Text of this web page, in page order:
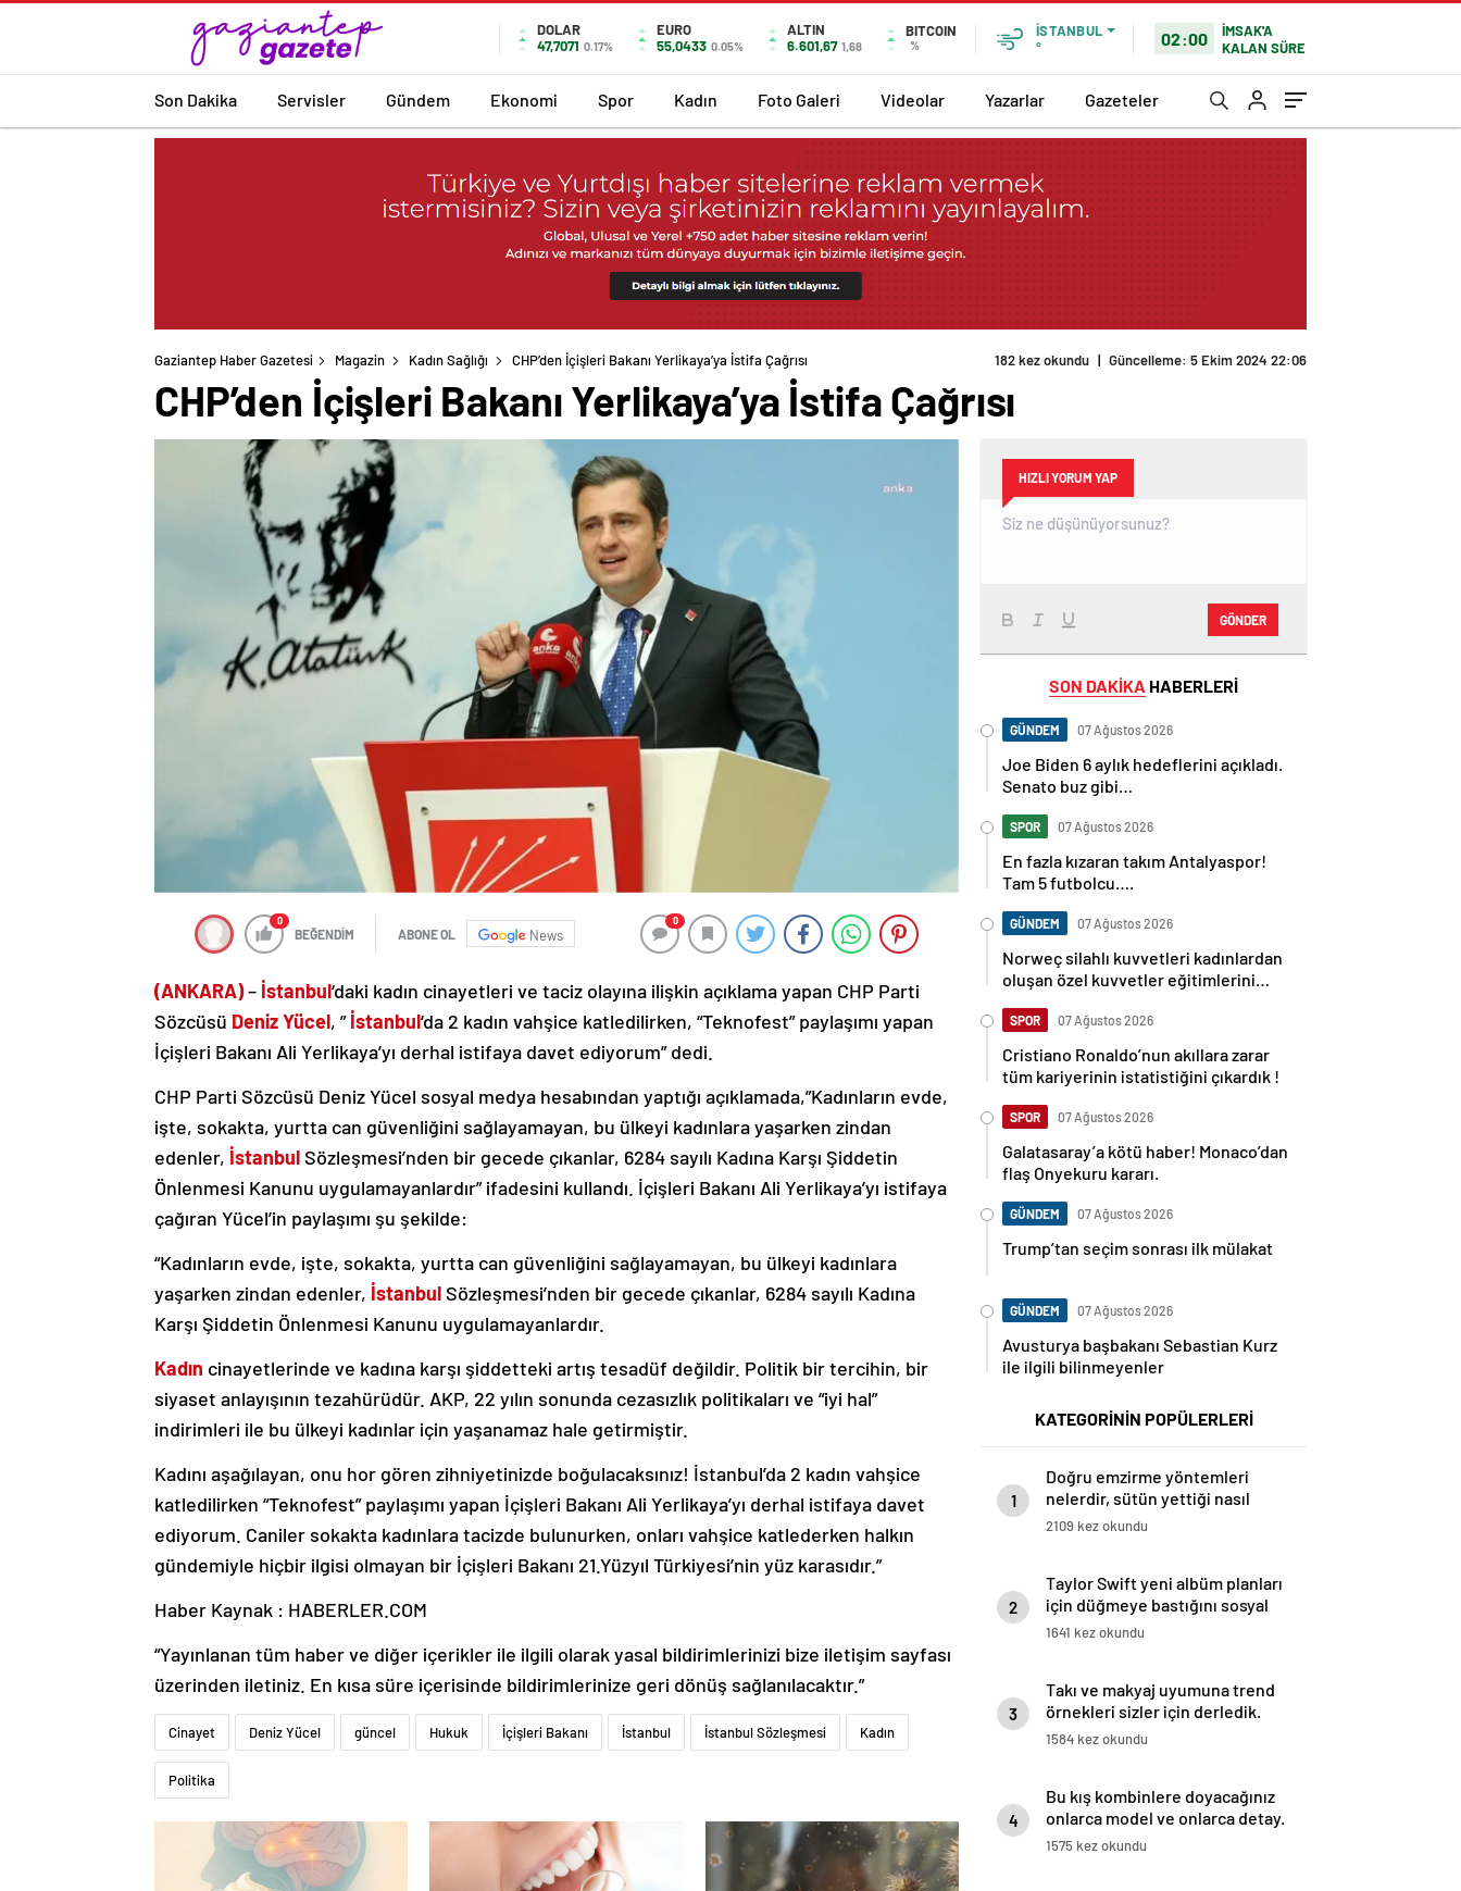
DOLAR
47,7071 0.17%
EURO
55,0433 0.05%
ALTIN
6.601,67 1,68
BITCOIN
%
İSTANBUL
°
02:00
İMSAK'A
KALAN SÜRE
Son Dakika Servisler Gündem Ekonomi Spor Kadın Foto Galeri Videolar Yazarlar Gazeteler
Gaziantep Haber Gazetesi Magazin Kadın Sağlığı CHP’den İçişleri Bakanı Yerlikaya’ya İstifa Çağrısı 182 kez okundu | Güncelleme: 5 Ekim 2024 22:06
CHP’den İçişleri Bakanı Yerlikaya’ya İstifa Çağrısı
0
BEĞENDİM ABONE OL News
0
(ANKARA)– İstanbul‘daki kadın cinayetleri ve taciz olayına ilişkin açıklama yapan CHP Parti
Sözcüsü Deniz Yücel, ”İstanbul‘da 2 kadın vahşice katledilirken, “Teknofest” paylaşımı yapan
İçişleri Bakanı Ali Yerlikaya’yı derhal istifaya davet ediyorum” dedi.
CHP Parti Sözcüsü Deniz Yücel sosyal medya hesabından yaptığı açıklamada,”Kadınların evde,
işte, sokakta, yurtta can güvenliğini sağlayamayan, bu ülkeyi kadınlara yaşarken zindan
edenler, İstanbulSözleşmesi’nden bir gecede çıkanlar, 6284 sayılı Kadına Karşı Şiddetin
Önlenmesi Kanunu uygulamayanlardır” ifadesini kullandı. İçişleri Bakanı Ali Yerlikaya’yı istifaya
çağıran Yücel’in paylaşımı şu şekilde:
“Kadınların evde, işte, sokakta, yurtta can güvenliğini sağlayamayan, bu ülkeyi kadınlara
yaşarken zindan edenler, İstanbulSözleşmesi’nden bir gecede çıkanlar, 6284 sayılı Kadına
Karşı Şiddetin Önlenmesi Kanunu uygulamayanlardır.
Kadın cinayetlerinde ve kadına karşı şiddetteki artış tesadüf değildir. Politik bir tercihin, bir
siyaset anlayışının tezahürüdür. AKP, 22 yılın sonunda cezasızlık politikaları ve “iyi hal”
indirimleri ile bu ülkeyi kadınlar için yaşanamaz hale getirmiştir.
Kadını aşağılayan, onu hor gören zihniyetinizde boğulacaksınız! İstanbul’da 2 kadın vahşice
katledilirken “Teknofest” paylaşımı yapan İçişleri Bakanı Ali Yerlikaya’yı derhal istifaya davet
ediyorum. Caniler sokakta kadınlara tacizde bulunurken, onları vahşice katlederken halkın
gündemiyle hiçbir ilgisi olmayan bir İçişleri Bakanı 21.Yüzyıl Türkiyesi’nin yüz karasıdır.”
Haber Kaynak : HABERLER.COM
“Yayınlanan tüm haber ve diğer içerikler ile ilgili olarak yasal bildirimlerinizi bize iletişim sayfası
üzerinden iletiniz. En kısa süre içerisinde bildirimlerinize geri dönüş sağlanılacaktır.”
Cinayet Deniz Yücel güncel Hukuk İçişleri Bakanı İstanbul İstanbul Sözleşmesi Kadın
Politika
HIZLI YORUM YAP
GÖNDER
SON DAKİKA HABERLERİ
GÜNDEM 07 Ağustos 2026
Joe Biden 6 aylık hedeflerini açıkladı.
Senato buz gibi…
SPOR 07 Ağustos 2026
En fazla kızaran takım Antalyaspor!
Tam 5 futbolcu….
GÜNDEM 07 Ağustos 2026
Norweç silahlı kuvvetleri kadınlardan
oluşan özel kuvvetler eğitimlerini
SPOR 07 Ağustos 2026
Cristiano Ronaldo’nun akıllara zarar
tüm kariyerinin istatistiğini çıkardık !
SPOR 07 Ağustos 2026
Galatasaray’a kötü haber! Monaco’dan
flaş Onyekuru kararı.
GÜNDEM 07 Ağustos 2026
Trump’tan seçim sonrası ilk mülakat
GÜNDEM 07 Ağustos 2026
Avusturya başbakanı Sebastian Kurz
ile ilgili bilinmeyenler
KATEGORİNİN POPÜLERLERİ
1
Doğru emzirme yöntemleri
nelerdir, sütün yettiği nasıl
anlaşılır?
2109 kez okundu
2
Taylor Swift yeni albüm planları
için düğmeye bastığını sosyal
medyadan duyurdu!
1641 kez okundu
3
Takı ve makyaj uyumuna trend
örnekleri sizler için derledik.
1584 kez okundu
4
Bu kış kombinlere doyacağınız
onlarca model ve onlarca detay.
1575 kez okundu